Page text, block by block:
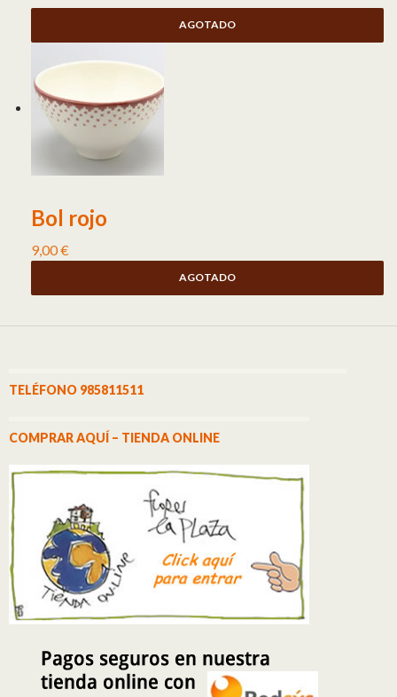
AGOTADO
Bol rojo
9,00€
AGOTADO
TELÉFONO 985811511
COMPRAR AQUÍ – TIENDA ONLINE